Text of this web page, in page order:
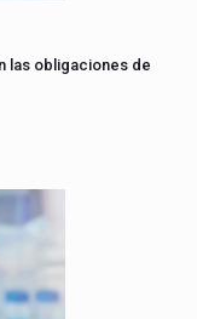
las obligaciones de